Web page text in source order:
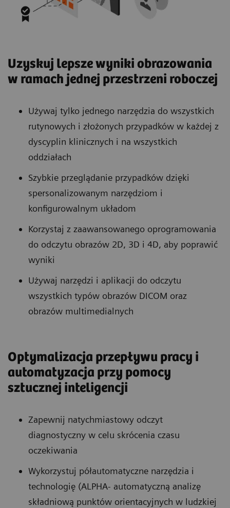
Uzyskuj lepsze wyniki obrazowania
w ramach jednej przestrzeni roboczej
Używaj tylko jednego narzędzia do wszystkich
rutynowych i złożonych przypadków w każdej z
dyscyplin klinicznych i na wszystkich
oddziałach
Szybkie przeglądanie przypadków dzięki
spersonalizowanym narzędziom i
konfigurowalnym układom
Korzystaj z zaawansowanego oprogramowania
do odczytu obrazów 2D, 3D i 4D, aby poprawić
wyniki
Używaj narzędzi i aplikacji do odczytu
wszystkich typów obrazów DICOM oraz
obrazów multimedialnych
Optymalizacja przepływu pracy i
automatyzacja przy pomocy
sztucznej inteligencji
Zapewnij natychmiastowy odczyt
diagnostyczny w celu skrócenia czasu
oczekiwania
Wykorzystuj półautomatyczne narzędzia i
technologię (ALPHA- automatyczną analizę
składniową punktów orientacyjnych w ludzkiej